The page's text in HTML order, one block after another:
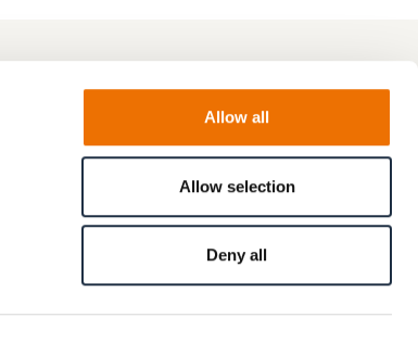
Allow all
Allow selection
Deny all